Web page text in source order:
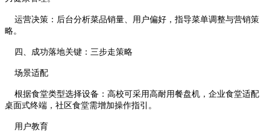
运营决策：后台分析菜品销量、用户偏好，指导菜单调整与营销策
略。
四、成功落地关键：三步走策略
场景适配
根据食堂类型选择设备：高校可采用高耐用餐盘机，企业食堂适配
桌面式终端，社区食堂需增加操作指引。
用户教育